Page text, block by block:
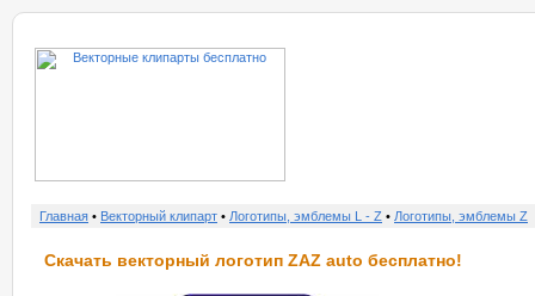
Главная • Векторный клипарт • Логотипы, эмблемы L - Z • Логотипы, эмблемы Z
Скачать векторный логотип ZAZ auto бесплатно!